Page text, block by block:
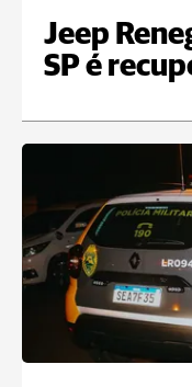
Jeep
SP é